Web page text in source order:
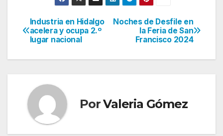
Navegación
de
Noches de Desfile en
la Feria de San
Francisco 2024
Industria en Hidalgo
acelera y ocupa 2.º
lugar nacional
PorValeria Gómez